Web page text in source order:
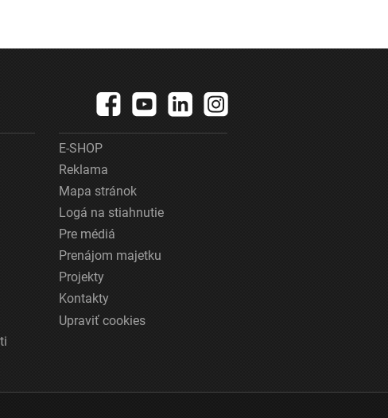
E-SHOP
Reklama
Mapa stránok
Logá na stiahnutie
Pre médiá
Prenájom majetku
Projekty
Kontakty
Upraviť cookies